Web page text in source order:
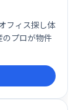
フィス探し体
プロが物件